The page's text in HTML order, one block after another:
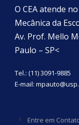
O CEA atende
Mecânica da
Av. Prof. Mello
Paulo – SP<
Tel.: (11) 3091-9885
E-mail:
Entre em